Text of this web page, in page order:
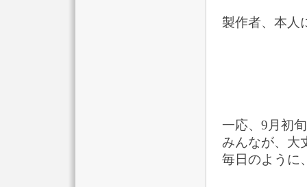
製作者、本人
一応、9月初
みんなが、大
毎日のように